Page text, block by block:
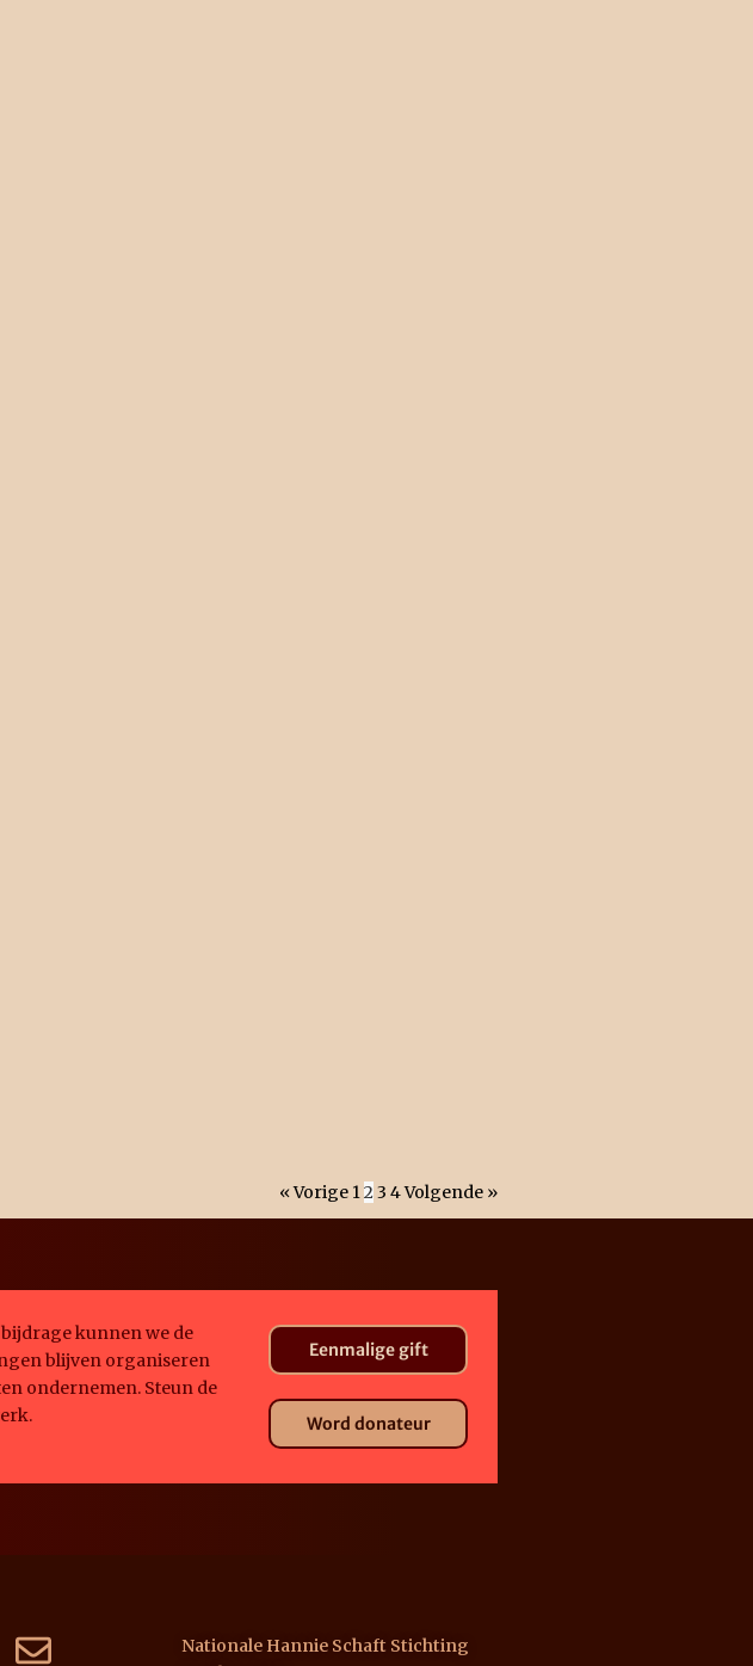
« Vorige 123 4Volgende »
kunnen we de
blijven organiseren
ondernemen. Steun de
Eenmalige gift
Word donateur
Nationale Hannie Schaft Stichting